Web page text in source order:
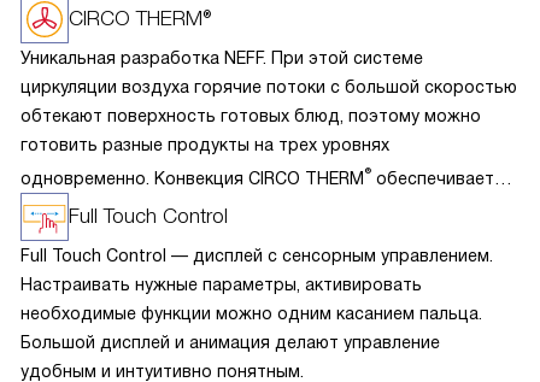
CIRCO THERM®
Уникальная разработка NEFF. При этой системе
циркуляции воздуха горячие потоки с большой скоростью
обтекают поверхность готовых блюд, поэтому можно
готовить разные продукты на трех уровнях
одновременно. Конвекция CIRCO THERM ® обеспечивает
следующий эффект: быстрое запекание пор при
обжаривании и выпекании, сохранение сока, витаминов
и аромата. Благодаря эффективному использования жара
достаточно разогреть духовку на 160-190 градусов, что
значительно уменьшает загрязнение внутренней камеры
жировыми брызгами.
Full Touch Control
Full Touch Control — дисплей с сенсорным управлением.
Настраивать нужные параметры, активировать
необходимые функции можно одним касанием пальца.
Большой дисплей и анимация делают управление
удобным и интуитивно понятным.